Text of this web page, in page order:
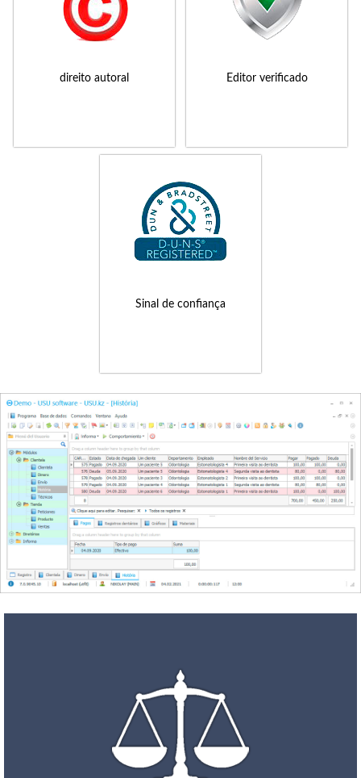
direito autoral Editor verificado
Sinal de confiança